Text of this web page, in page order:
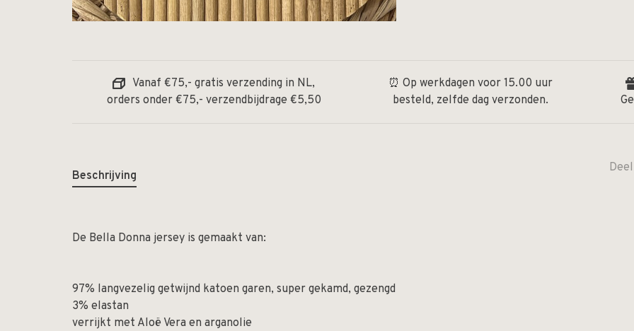
Vanaf €75,- gratis verzending in NL,
orders onder €75,- verzendbijdrage €5,50
⏰ Op werkdagen voor 15.00 uur
besteld, zelfde dag verzonden.
Beschrijving
De Bella Donna jersey is gemaakt van:
97% langvezelig getwijnd katoen garen, super gekamd, gezengd
3% elastan
verrijkt met Aloë Vera en arganolie